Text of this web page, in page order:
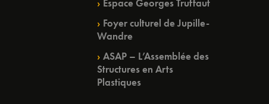
Espace Georges Truffaut
Foyer culturel de Jupille-
Wandre
ASAP – L’Assemblée des
Structures en Arts
Plastiques